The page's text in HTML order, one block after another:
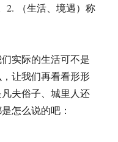
2. （生活、境遇）称
实际的生活可不是
让我们再看看形形
夫俗子、城里人还
怎么说的吧：
幸福的人”